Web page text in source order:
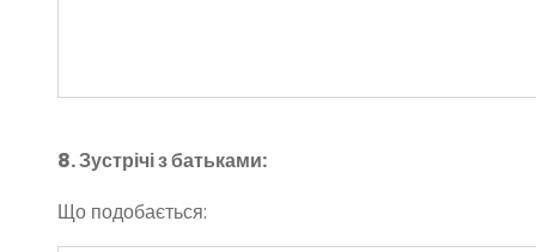
8. Зустрічі з батьками:
Що подобається: